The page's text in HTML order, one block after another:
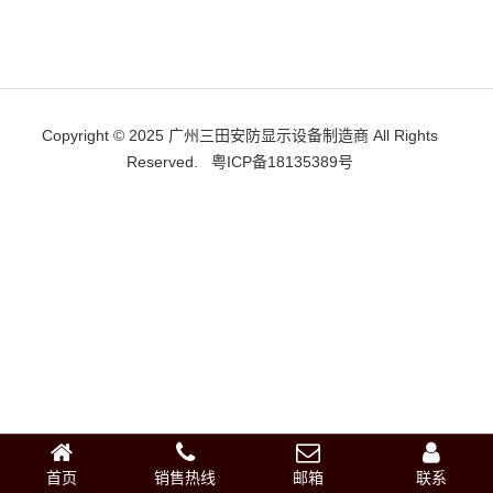
Copyright © 2025 广州三田安防显示设备制造商 All Rights
Reserved. 粤ICP备18135389号
首页 销售热线 邮箱 联系